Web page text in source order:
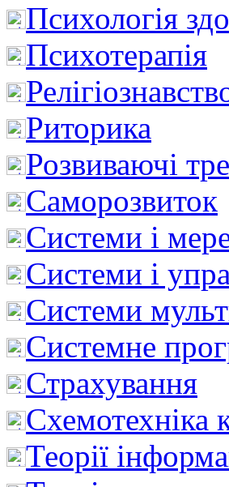
Психологія
Психотерапія
Риторика
Розвиваючі
Саморозвиток
Системи і
Системи і
Системи
Системне
Страхування
Схемотехніка
Теорії